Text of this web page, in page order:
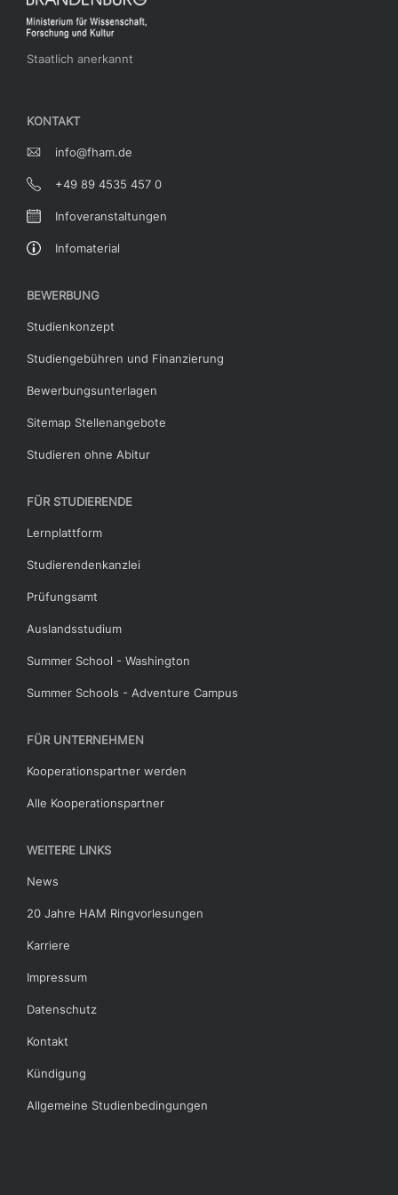
Staatlich anerkannt
KONTAKT
info@fham.de
+49 89 4535 457 0
Infoveranstaltungen
Infomaterial
BEWERBUNG
Studienkonzept
Studiengebühren und Finanzierung
Bewerbungsunterlagen
Sitemap Stellenangebote
Studieren ohne Abitur
FÜR STUDIERENDE
Lernplattform
Studierendenkanzlei
Prüfungsamt
Auslandsstudium
Summer School - Washington
Summer Schools - Adventure Campus
FÜR UNTERNEHMEN
Kooperationspartner werden
Alle Kooperationspartner
WEITERE LINKS
News
20 Jahre HAM Ringvorlesungen
Karriere
Impressum
Datenschutz
Kontakt
Kündigung
Allgemeine Studienbedingungen